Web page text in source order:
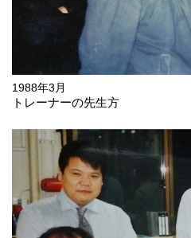
1988年3月
トレーナーの先生方